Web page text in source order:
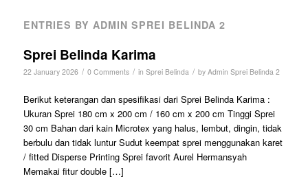
ENTRIES BY ADMIN SPREI BELINDA 2
Sprei Belinda Karima
22 January 2026 / 0 Comments / in Sprei Belinda / by Admin Sprei Belinda 2
Berikut keterangan dan spesifikasi dari Sprei Belinda Karima :
Ukuran Sprei 180 cm x 200 cm / 160 cm x 200 cm Tinggi Sprei
30 cm Bahan dari kain Microtex yang halus, lembut, dingin, tidak
berbulu dan tidak luntur Sudut keempat sprei menggunakan karet
/ fitted Disperse Printing Sprei favorit Aurel Hermansyah
Memakai fitur double […]